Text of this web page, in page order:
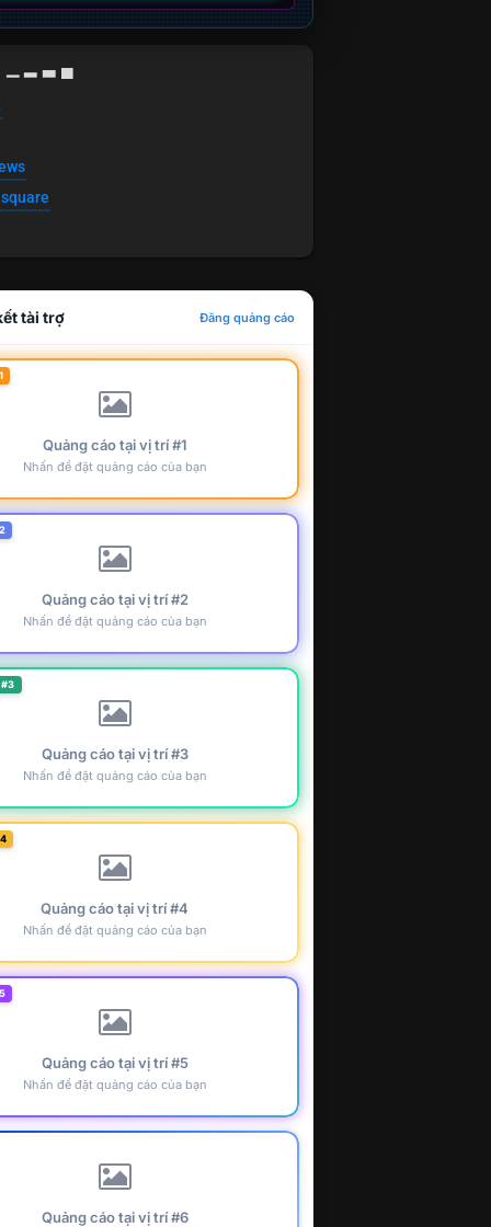
▁ ▂ ▃ ▄
tài trợ Đăng quảng cáo
Quảng cáo tại vị trí #1
Nhấn để đặt quảng cáo của bạn
Quảng cáo tại vị trí #2
Nhấn để đặt quảng cáo của bạn
Quảng cáo tại vị trí #3
Nhấn để đặt quảng cáo của bạn
Quảng cáo tại vị trí #4
Nhấn để đặt quảng cáo của bạn
Quảng cáo tại vị trí #5
Nhấn để đặt quảng cáo của bạn
Quảng cáo tại vị trí #6